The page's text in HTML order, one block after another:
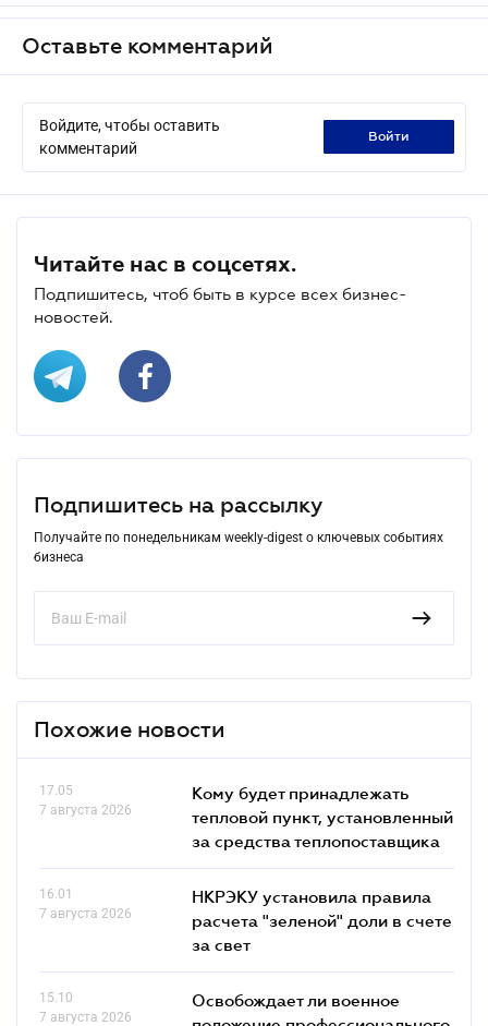
Оставьте комментарий
Войдите, чтобы оставить
комментарий
войти
Читайте нас в соцсетях.
Подпишитесь, чтоб быть в курсе всех бизнес-
новостей.
Подпишитесь на рассылку
Получайте по понедельникам weekly-digest о ключевых событиях
бизнеса
Похожие новости
17.05
7 августа 2026
Кому будет принадлежать
тепловой пункт, установленный
за средства теплопоставщика
16.01
7 августа 2026
НКРЭКУ установила правила
расчета "зеленой" доли в счете
за свет
15.10
7 августа 2026
Освобождает ли военное